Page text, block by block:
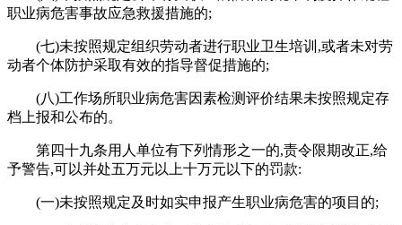
职业病危害事故应急救援措施的;
(七)未按照规定组织劳动者进行职业卫生培训,或者未对劳
动者个体防护采取有效的指导督促措施的;
(八)工作场所职业病危害因素检测评价结果未按照规定存
档上报和公布的。
第四十九条用人单位有下列情形之一的,责令限期改正,给
予警告,可以并处五万元以上十万元以下的罚款:
(一)未按照规定及时如实申报产生职业病危害的项目的;